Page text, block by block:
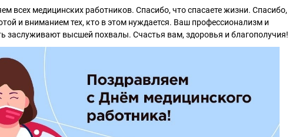
всех медицинских работников. Спасибо, что спасаете жизни. Спасибо,
и вниманием тех, кто в этом нуждается. Ваш профессионализм и
заслуживают высшей похвалы. Счастья вам, здоровья и благополучия!